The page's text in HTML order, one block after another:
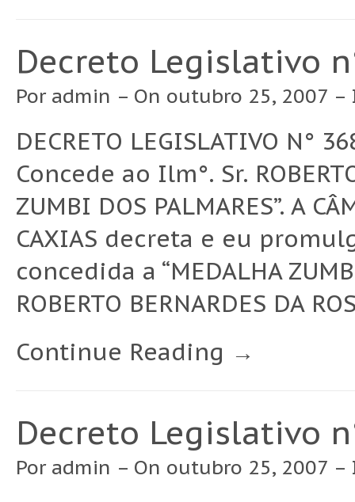
Decreto Legislativo
Por admin – On outubro 25, 2007
DECRETO LEGISLATIVO N°
Concede ao Ilm°. Sr.
ZUMBI DOS PALMARES”. A
CAXIAS decreta e eu
concedida a “MEDALHA
ROBERTO BERNARDES DA
Continue Reading →
Decreto Legislativo
Por admin – On outubro 25, 2007